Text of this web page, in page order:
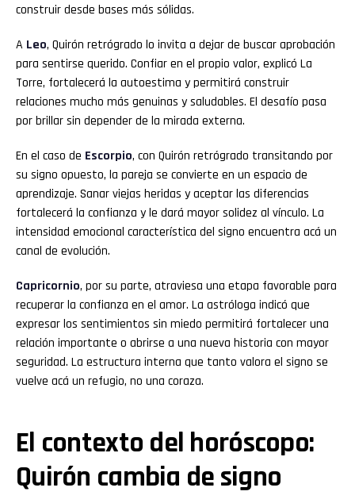
construir desde bases más sólidas.
A Leo, Quirón retrógrado lo invita a dejar de buscar aprobación
para sentirse querido. Confiar en el propio valor, explicó La
Torre, fortalecerá la autoestima y permitirá construir
relaciones mucho más genuinas y saludables. El desafío pasa
por brillar sin depender de la mirada externa.
En el caso de Escorpio, con Quirón retrógrado transitando por
su signo opuesto, la pareja se convierte en un espacio de
aprendizaje. Sanar viejas heridas y aceptar las diferencias
fortalecerá la confianza y le dará mayor solidez al vínculo. La
intensidad emocional característica del signo encuentra acá un
canal de evolución.
Capricornio, por su parte, atraviesa una etapa favorable para
recuperar la confianza en el amor. La astróloga indicó que
expresar los sentimientos sin miedo permitirá fortalecer una
relación importante o abrirse a una nueva historia con mayor
seguridad. La estructura interna que tanto valora el signo se
vuelve acá un refugio, no una coraza.
El contexto del horóscopo:
Quirón cambia de signo